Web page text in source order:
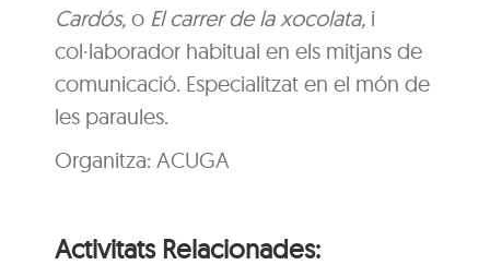
Cardós, o El carrer de la xocolata, i
col·laborador habitual en els mitjans de
comunicació. Especialitzat en el món de
les paraules.
Organitza: ACUGA
Activitats Relacionades: